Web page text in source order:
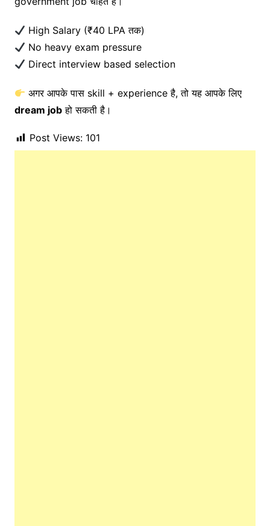
High Salary (₹40 LPA तक)
No heavy exam pressure
Direct interview based selection
अगर आपके पास skill + experience है, तो यह आपके लिए
dream jobहो सकती है।
Post Views: 101